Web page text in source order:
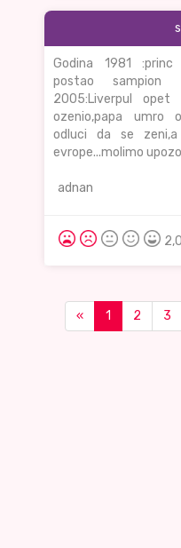
Godina 1981 :princ
postao sampion
2005:Liverpul opet
ozenio,papa umro
odluci da se zeni,a
evrope...molimo
adnan
« 1 2 3